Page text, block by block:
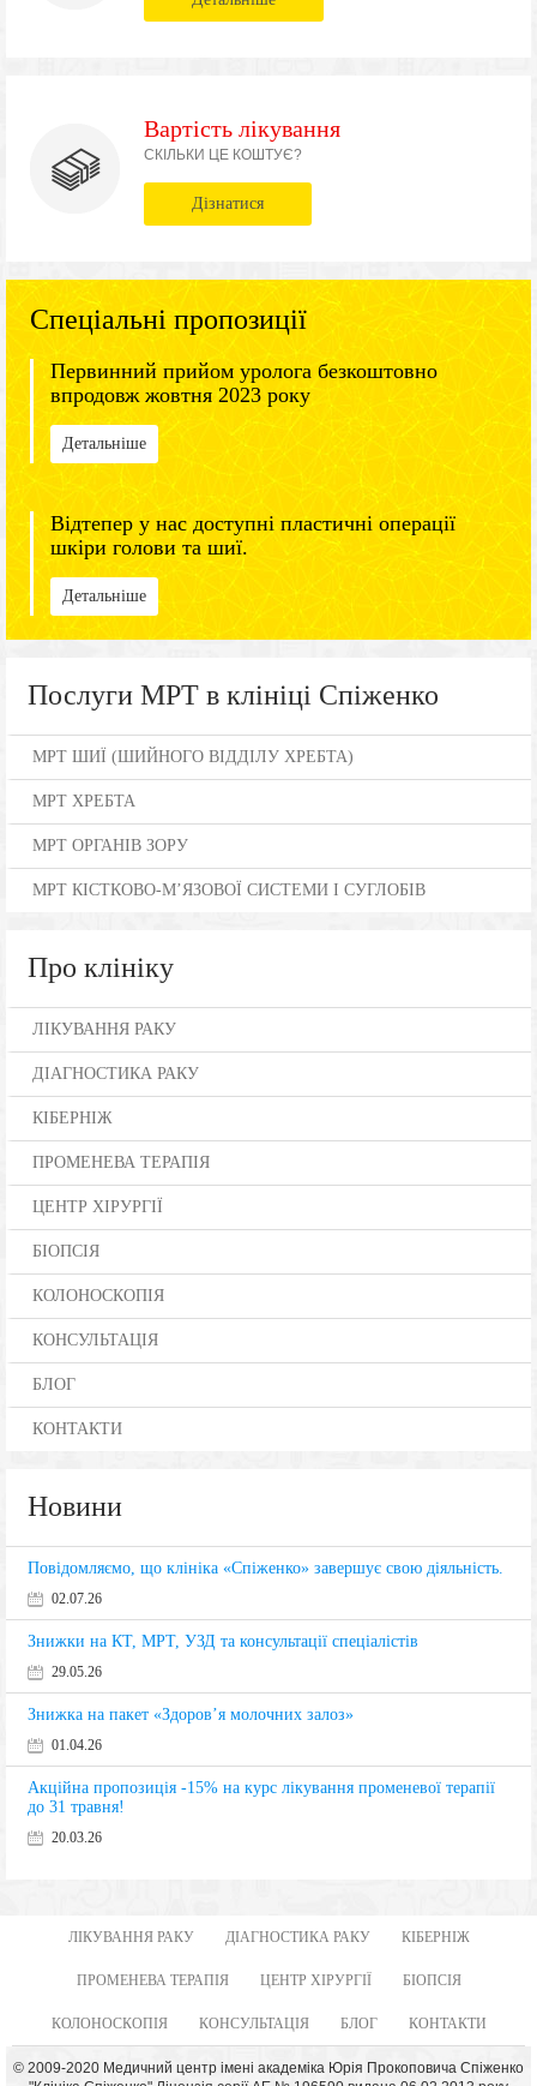
Вартість лікування
СКІЛЬКИ ЦЕ КОШТУЄ?
Дізнатися
Спеціальні пропозиції
Первинний прийом уролога безкоштовно
впродовж жовтня 2023 року
Детальніше
Відтепер у нас доступні пластичні операції
шкіри голови та шиї.
Детальніше
Послуги МРТ в клініці Спіженко
МРТ ШИЇ (ШИЙНОГО ВІДДІЛУ ХРЕБТА)
МРТ ХРЕБТА
МРТ ОРГАНІВ ЗОРУ
МРТ КІСТКОВО-М’ЯЗОВОЇ СИСТЕМИ І СУГЛОБІВ
Про клініку
ЛІКУВАННЯ РАКУ
ДІАГНОСТИКА РАКУ
КІБЕРНІЖ
ПРОМЕНЕВА ТЕРАПІЯ
ЦЕНТР ХІРУРГІЇ
БІОПСІЯ
КОЛОНОСКОПІЯ
КОНСУЛЬТАЦІЯ
БЛОГ
КОНТАКТИ
Новини
Повідомляємо, що клініка «Спіженко» завершує свою діяльність.
02.07.26
Знижки на КТ, МРТ, УЗД та консультації спеціалістів
29.05.26
Знижка на пакет «Здоров’я молочних залоз»
01.04.26
Акційна пропозиція -15% на курс лікування променевої терапії
до 31 травня!
20.03.26
ЛІКУВАННЯ РАКУ ДІАГНОСТИКА РАКУ КІБЕРНІЖ
ПРОМЕНЕВА ТЕРАПІЯ ЦЕНТР ХІРУРГІЇ БІОПСІЯ
КОЛОНОСКОПІЯ КОНСУЛЬТАЦІЯ БЛОГ КОНТАКТИ
© 2009-2020 Медичний центр імені академіка Юрія Прокоповича Спіженко